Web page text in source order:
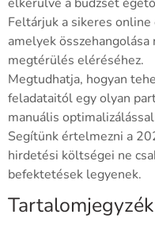
Feltárjuk a sikeres
amelyek
megtérülés eléréséhez.
Megtudhatja, hogyan
feladataitól egy olyan
manuális
Segítünk értelmezni a
hirdetési költségei ne
befektetések legyenek.
Tartalomjegyzék